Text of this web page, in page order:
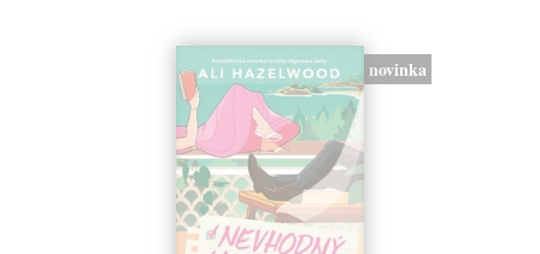
novinka